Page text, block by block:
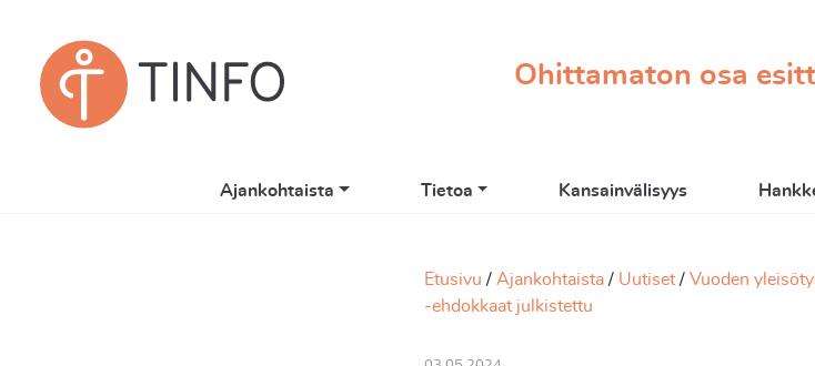
Ohittamaton osa
Ajankohtaista Tietoa Kansainvälisyys
Etusivu Ajankohtaista Uutiset
Vuoden
-ehdokkaat julkistettu